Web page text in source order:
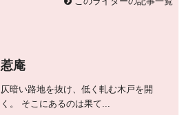
惹庵
仄暗い路地を抜け、低く軋む木戸を開
く。 そこにあるのは果て...